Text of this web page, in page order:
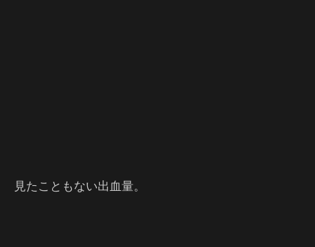
見たこともない出血量。